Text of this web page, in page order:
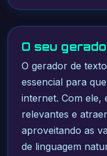
O seu
O gerador de
essencial para
internet. Com ele,
relevantes e
aproveitando as
de linguagem